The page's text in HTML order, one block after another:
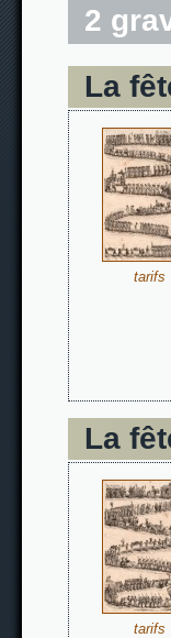
2
La
tarifs
La
tarifs